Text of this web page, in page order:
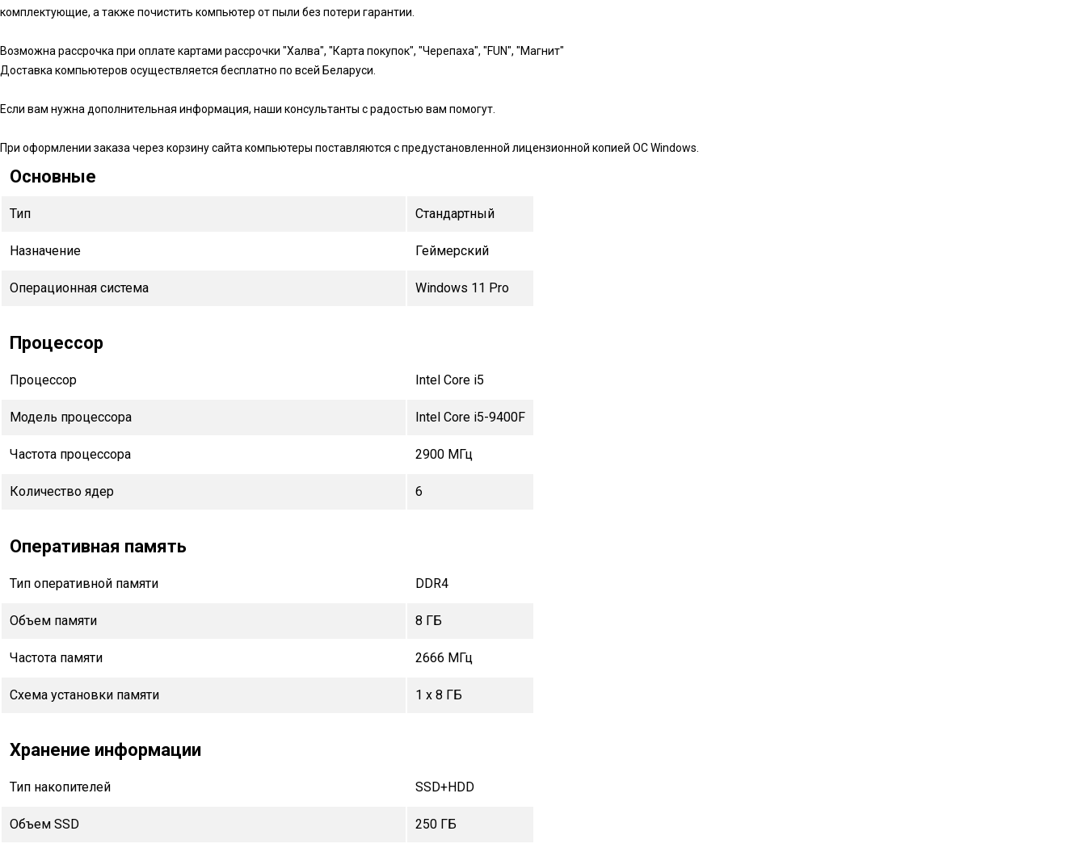
комплектующие, а также почистить компьютер от пыли без потери гарантии.
Возможна рассрочка при оплате картами рассрочки "Халва", "Карта покупок", "Черепаха", "FUN", "Магнит"
Доставка компьютеров осуществляется бесплатно по всей Беларуси.
Если вам нужна дополнительная информация, наши консультанты с радостью вам помогут.
При оформлении заказа через корзину сайта компьютеры поставляются с предустановленной лицензионной копией ОС Windows.
Основные
Тип Стандартный
Назначение Геймерский
Операционная система Windows 11 Pro
Процессор
Процессор Intel Core i5
Модель процессора Intel Core i5-9400F
Частота процессора 2900 МГц
Количество ядер 6
Оперативная память
Тип оперативной памяти DDR4
Объем памяти 8 ГБ
Частота памяти 2666 МГц
Схема установки памяти 1 x 8 ГБ
Хранение информации
Тип накопителей SSD+HDD
Объем SSD 250 ГБ